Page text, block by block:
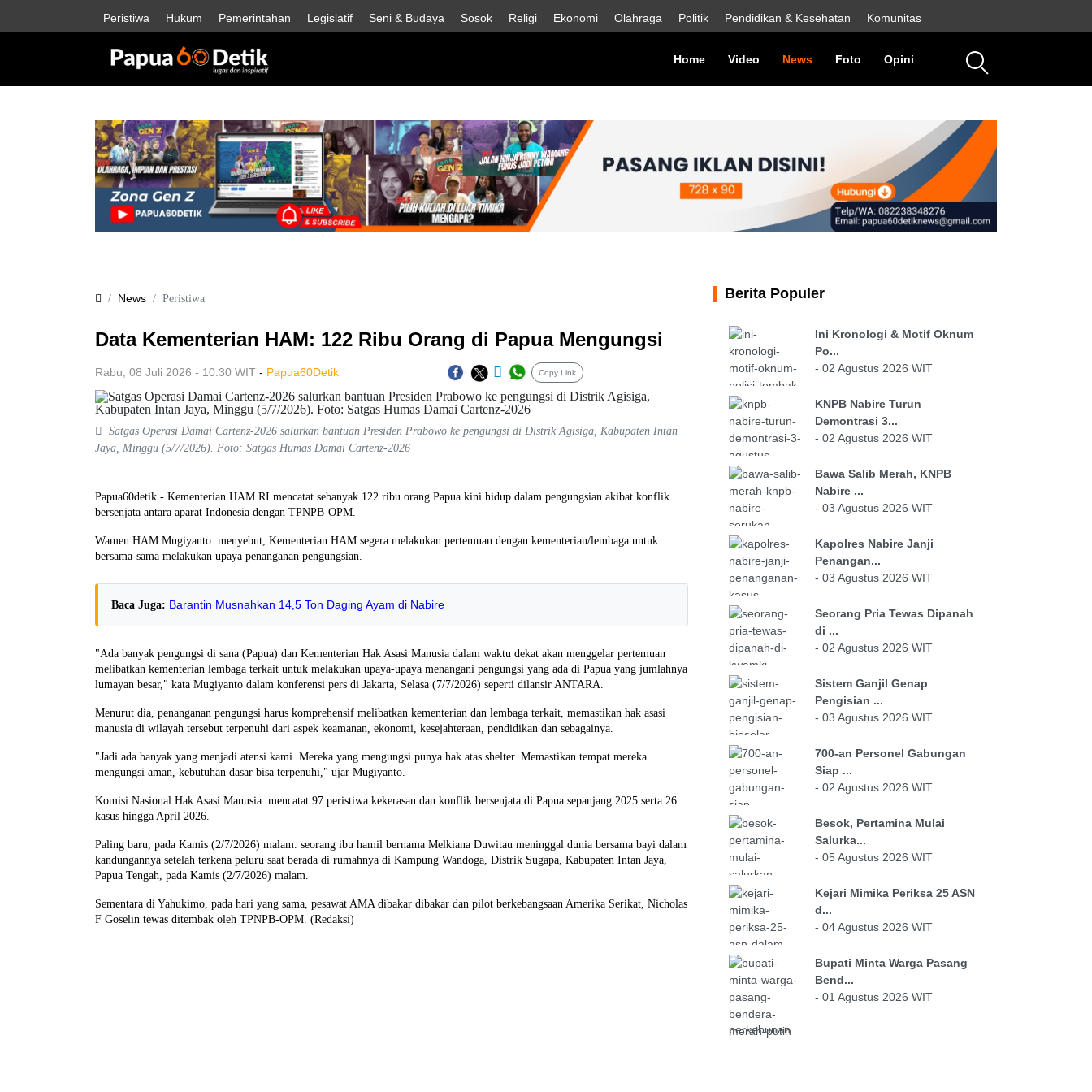
Peristiwa Hukum Pemerintahan Legislatif Seni & Budaya Sosok Religi Ekonomi Olahraga Politik Pendidikan & Kesehatan Komunitas
Home(current)
Video (current)
News(current)
Foto (current)
Opini
News Peristiwa
Data Kementerian HAM: 122 Ribu Orang di Papua Mengungsi
Rabu, 08 Juli 2026 - 10:30 WIT - Papua60Detik Copy Link
Satgas Operasi Damai Cartenz-2026 salurkan bantuan Presiden Prabowo ke pengungsi di Distrik Agisiga, Kabupaten Intan
Jaya, Minggu (5/7/2026). Foto: Satgas Humas Damai Cartenz-2026
Papua60detik - Kementerian HAM RI mencatat sebanyak 122 ribu orang Papua kini hidup dalam pengungsian akibat konflik
bersenjata antara aparat Indonesia dengan TPNPB-OPM.
Wamen HAM Mugiyanto menyebut, Kementerian HAM segera melakukan pertemuan dengan kementerian/lembaga untuk
bersama-sama melakukan upaya penanganan pengungsian.
Baca Juga: Barantin Musnahkan 14,5 Ton Daging Ayam di Nabire
"Ada banyak pengungsi di sana (Papua) dan Kementerian Hak Asasi Manusia dalam waktu dekat akan menggelar pertemuan
melibatkan kementerian lembaga terkait untuk melakukan upaya-upaya menangani pengungsi yang ada di Papua yang jumlahnya
lumayan besar," kata Mugiyanto dalam konferensi pers di Jakarta, Selasa (7/7/2026) seperti dilansir ANTARA.
Menurut dia, penanganan pengungsi harus komprehensif melibatkan kementerian dan lembaga terkait, memastikan hak asasi
manusia di wilayah tersebut terpenuhi dari aspek keamanan, ekonomi, kesejahteraan, pendidikan dan sebagainya.
"Jadi ada banyak yang menjadi atensi kami. Mereka yang mengungsi punya hak atas shelter. Memastikan tempat mereka
mengungsi aman, kebutuhan dasar bisa terpenuhi," ujar Mugiyanto.
Komisi Nasional Hak Asasi Manusia mencatat 97 peristiwa kekerasan dan konflik bersenjata di Papua sepanjang 2025 serta 26
kasus hingga April 2026.
Paling baru, pada Kamis (2/7/2026) malam. seorang ibu hamil bernama Melkiana Duwitau meninggal dunia bersama bayi dalam
kandungannya setelah terkena peluru saat berada di rumahnya di Kampung Wandoga, Distrik Sugapa, Kabupaten Intan Jaya,
Papua Tengah, pada Kamis (2/7/2026) malam.
Sementara di Yahukimo, pada hari yang sama, pesawat AMA dibakar dibakar dan pilot berkebangsaan Amerika Serikat, Nicholas
F Goselin tewas ditembak oleh TPNPB-OPM. (Redaksi)
Berita Populer
Ini Kronologi & Motif Oknum
Po...
- 02 Agustus 2026 WIT
KNPB Nabire Turun
Demontrasi 3...
- 02 Agustus 2026 WIT
Bawa Salib Merah, KNPB
Nabire ...
- 03 Agustus 2026 WIT
Kapolres Nabire Janji
Penangan...
- 03 Agustus 2026 WIT
Seorang Pria Tewas Dipanah
di ...
- 02 Agustus 2026 WIT
Sistem Ganjil Genap
Pengisian ...
- 03 Agustus 2026 WIT
700-an Personel Gabungan
Siap ...
- 02 Agustus 2026 WIT
Besok, Pertamina Mulai
Salurka...
- 05 Agustus 2026 WIT
Kejari Mimika Periksa 25 ASN
d...
- 04 Agustus 2026 WIT
Bupati Minta Warga Pasang
Bend...
- 01 Agustus 2026 WIT